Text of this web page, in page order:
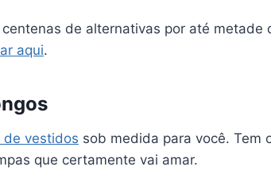
de alternativas por até metade
aqui.
de vestidos sob medida para você. Tem
que certamente vai amar.